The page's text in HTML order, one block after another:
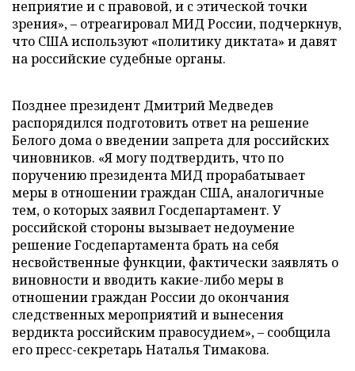
неприятие и с правовой, и с этической точки
зрения», – отреагировал МИД России, подчеркнув,
что США используют «политику диктата» и давят
на российские судебные органы.
Позднее президент Дмитрий Медведев
распорядился подготовить ответ на решение
Белого дома о введении запрета для российских
чиновников. «Я могу подтвердить, что по
поручению президента МИД прорабатывает
меры в отношении граждан США, аналогичные
тем, о которых заявил Госдепартамент. У
российской стороны вызывает недоумение
решение Госдепартамента брать на себя
несвойственные функции, фактически заявлять о
виновности и вводить какие-либо меры в
отношении граждан России до окончания
следственных мероприятий и вынесения
вердикта российским правосудием», – сообщила
его пресс-секретарь Наталья Тимакова.